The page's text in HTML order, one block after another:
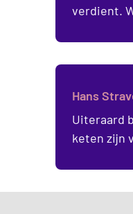
verdient.
Hans
Uiteraard
keten zijn